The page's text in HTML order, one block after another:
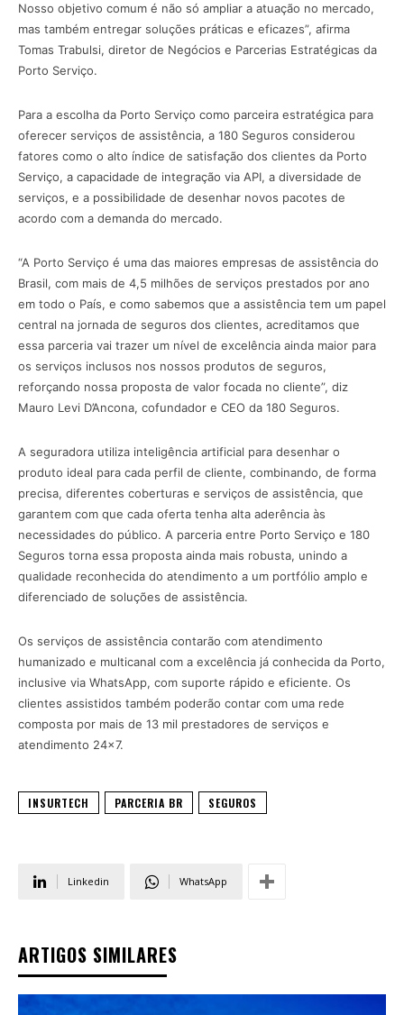
Nosso objetivo comum é não só ampliar a atuação no mercado,
mas também entregar soluções práticas e eficazes”, afirma
Tomas Trabulsi, diretor de Negócios e Parcerias Estratégicas da
Porto Serviço.
Para a escolha da Porto Serviço como parceira estratégica para
oferecer serviços de assistência, a 180 Seguros considerou
fatores como o alto índice de satisfação dos clientes da Porto
Serviço, a capacidade de integração via API, a diversidade de
serviços, e a possibilidade de desenhar novos pacotes de
acordo com a demanda do mercado.
“A Porto Serviço é uma das maiores empresas de assistência do
Brasil, com mais de 4,5 milhões de serviços prestados por ano
em todo o País, e como sabemos que a assistência tem um papel
central na jornada de seguros dos clientes, acreditamos que
essa parceria vai trazer um nível de excelência ainda maior para
os serviços inclusos nos nossos produtos de seguros,
reforçando nossa proposta de valor focada no cliente”, diz
Mauro Levi D’Ancona, cofundador e CEO da 180 Seguros.
A seguradora utiliza inteligência artificial para desenhar o
produto ideal para cada perfil de cliente, combinando, de forma
precisa, diferentes coberturas e serviços de assistência, que
garantem com que cada oferta tenha alta aderência às
necessidades do público. A parceria entre Porto Serviço e 180
Seguros torna essa proposta ainda mais robusta, unindo a
qualidade reconhecida do atendimento a um portfólio amplo e
diferenciado de soluções de assistência.
Os serviços de assistência contarão com atendimento
humanizado e multicanal com a excelência já conhecida da Porto,
inclusive via WhatsApp, com suporte rápido e eficiente. Os
clientes assistidos também poderão contar com uma rede
composta por mais de 13 mil prestadores de serviços e
atendimento 24×7.
INSURTECH PARCERIA BR SEGUROS
Linkedin WhatsApp
ARTIGOS SIMILARES